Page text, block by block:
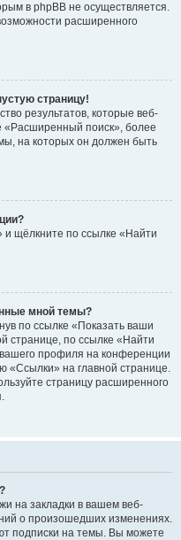
в phpBB не осуществляется.
расширенного
страницу!
результатов, которые веб-
«Расширенный поиск», более
на которых он должен быть
и щёлкните по ссылке «Найти
мной темы?
по ссылке «Показать ваши
странице, по ссылке «Найти
профиля на конференции
на главной странице.
страницу расширенного
на закладки в вашем веб-
о произошедших изменениях.
подписки на темы. Вы можете